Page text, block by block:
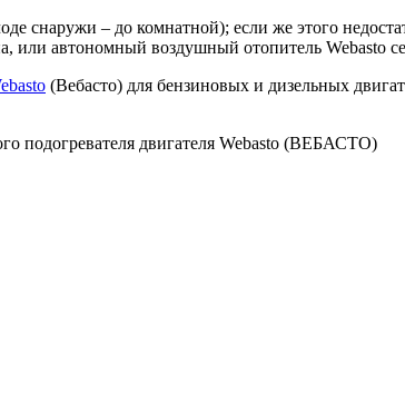
снаружи – до комнатной); если же этого
или автономный воздушный отопитель Webasto
(Вебасто) для бензиновых и дизельных
подогревателя двигателя Webasto (ВЕБАСТО)